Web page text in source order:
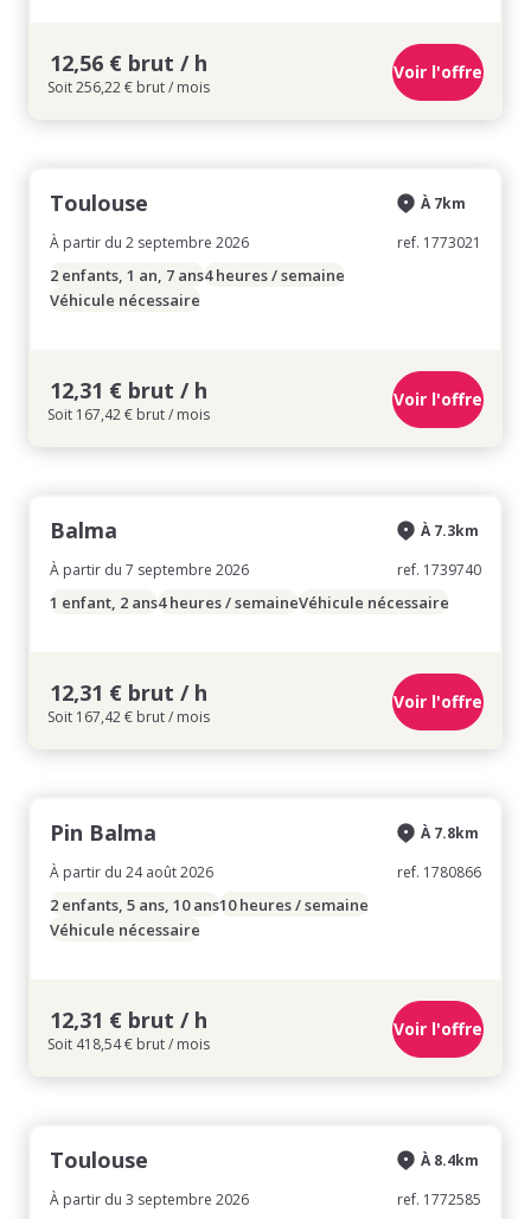
12,56 € brut / h
Soit 256,22 € brut / mois
Voir l'offre
Toulouse
À partir du 2 septembre 2026
À 7km
ref. 1773021
2 enfants, 1 an, 7 ans4 heures / semaine
Véhicule nécessaire
12,31 € brut / h
Soit 167,42 € brut / mois
Voir l'offre
Balma
À partir du 7 septembre 2026
À 7.3km
ref. 1739740
1 enfant, 2 ans4 heures / semaineVéhicule nécessaire
12,31 € brut / h
Soit 167,42 € brut / mois
Voir l'offre
Pin Balma
À partir du 24 août 2026
À 7.8km
ref. 1780866
2 enfants, 5 ans, 10 ans10 heures / semaine
Véhicule nécessaire
12,31 € brut / h
Soit 418,54 € brut / mois
Voir l'offre
Toulouse
À partir du 3 septembre 2026
À 8.4km
ref. 1772585